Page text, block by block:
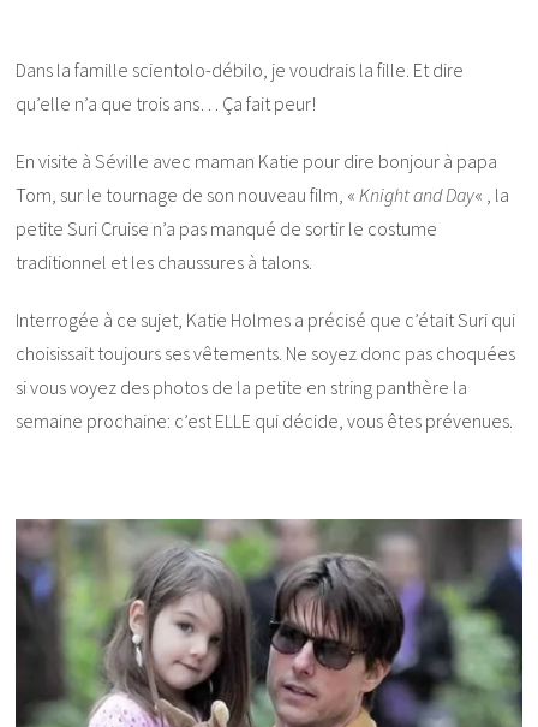
Dans la famille scientolo-débilo, je voudrais la fille. Et dire
qu’elle n’a que trois ans… Ça fait peur!
En visite à Séville avec maman Katie pour dire bonjour à papa
Tom, sur le tournage de son nouveau film, «Knight and Day« , la
petite Suri Cruise n’a pas manqué de sortir le costume
traditionnel et les chaussures à talons.
Interrogée à ce sujet, Katie Holmes a précisé que c’était Suri qui
choisissait toujours ses vêtements. Ne soyez donc pas choquées
si vous voyez des photos de la petite en string panthère la
semaine prochaine: c’est ELLE qui décide, vous êtes prévenues.